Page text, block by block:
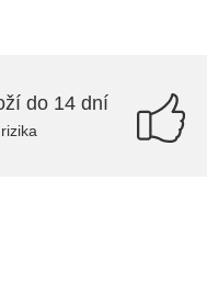
do 14 dní